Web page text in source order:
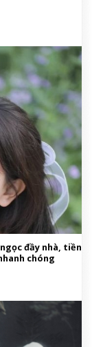
đầy nhà, tiền
chóng